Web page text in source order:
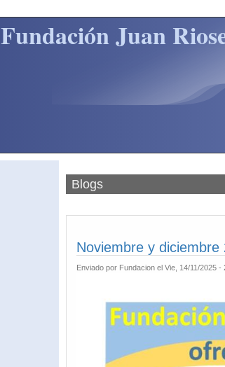
Fundación Juan
Blogs
Noviembre y diciembre
Enviado por Fundacionel Vie, 14/11/2025 -